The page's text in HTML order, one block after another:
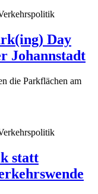
Day
Johannstadt
die Parkflächen am
statt